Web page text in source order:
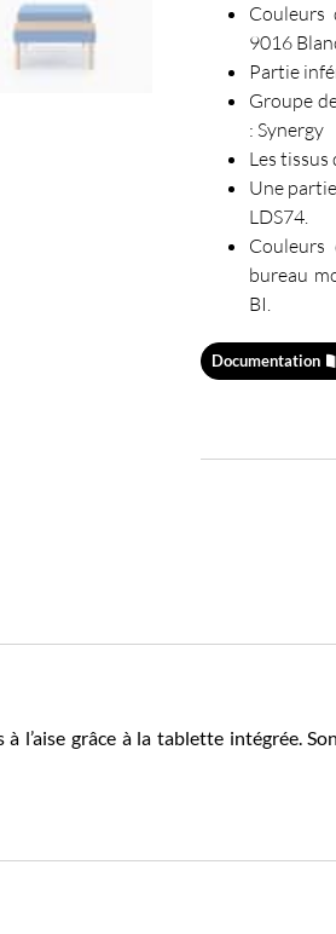
Couleurs
9016
Partie
Groupe
: Synergy
Les tissus
Une
LDS74.
Couleurs
bureau
BI.
Documentation
grâce à la tablette intégrée.